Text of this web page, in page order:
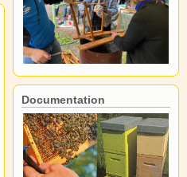
Documentation